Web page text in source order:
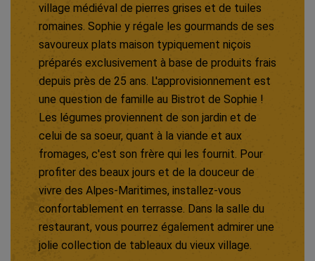
village médiéval de pierres grises et de tuiles
romaines. Sophie y régale les gourmands de ses
savoureux plats maison typiquement niçois
préparés exclusivement à base de produits frais
depuis près de 25 ans. L'approvisionnement est
une question de famille au Bistrot de Sophie !
Les légumes proviennent de son jardin et de
celui de sa soeur, quant à la viande et aux
fromages, c'est son frère qui les fournit. Pour
profiter des beaux jours et de la douceur de
vivre des Alpes-Maritimes, installez-vous
confortablement en terrasse. Dans la salle du
restaurant, vous pourrez également admirer une
jolie collection de tableaux du vieux village.